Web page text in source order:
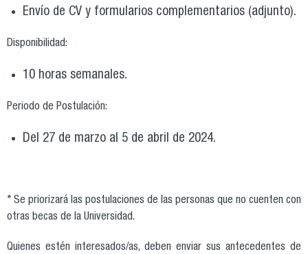
Envío de CV y formularios complementarios (adjunto).
Disponibilidad:
10 horas semanales.
Periodo de Postulación:
Del 27 de marzo al 5 de abril de 2024.
* Se priorizará las postulaciones de las personas que no cuenten con
otras becas de la Universidad.
Quienes estén interesados/as, deben enviar sus antecedentes de